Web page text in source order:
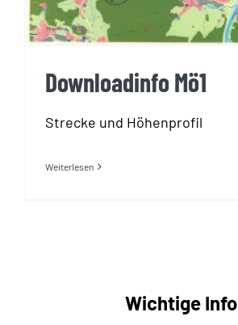
Downloadinfo Mö1
Strecke und Höhenprofil
Weiterlesen
Wichtige Info